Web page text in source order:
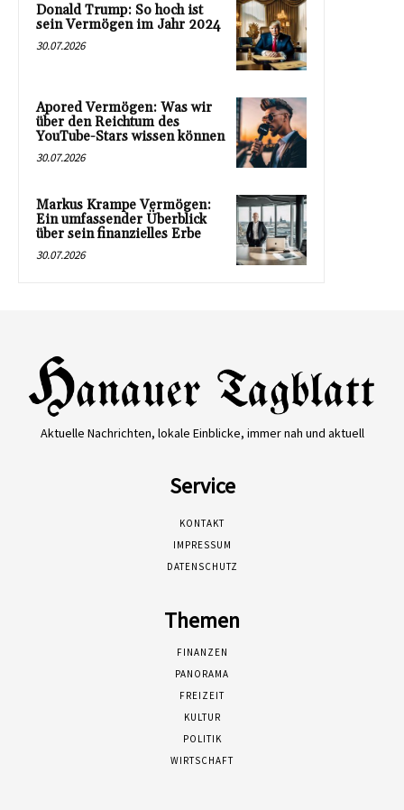
Donald Trump: So hoch ist
sein Vermögen im Jahr 2024
30.07.2026
Apored Vermögen: Was wir
über den Reichtum des
YouTube-Stars wissen können
30.07.2026
Markus Krampe Vermögen:
Ein umfassender Überblick
über sein finanzielles Erbe
30.07.2026
Aktuelle Nachrichten, lokale Einblicke, immer nah und aktuell
Service
KONTAKT
IMPRESSUM
DATENSCHUTZ
Themen
FINANZEN
PANORAMA
FREIZEIT
KULTUR
POLITIK
WIRTSCHAFT